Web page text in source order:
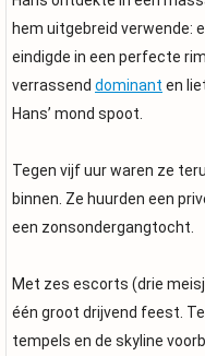
hem uitgebreid verwende:
eindigde in een perfecte
verrassend dominant en
Hans’ mond spoot.
Tegen vijf uur waren ze
binnen. Ze huurden een
een zonsondergangtocht.
Met zes escorts (drie
één groot drijvend feest.
tempels en de skyline